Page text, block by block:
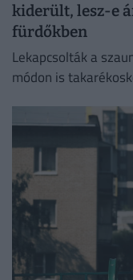
kiderült, lesz-e
fürdőkben
Lekapcsolták a
módon is